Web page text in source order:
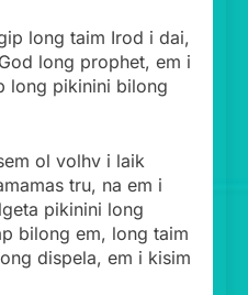
long taim Irod i dai,
long prophet, em i
long pikinini bilong
ol volhv i laik
tru, na em i
pikinini long
bilong em, long taim
dispela, em i kisim